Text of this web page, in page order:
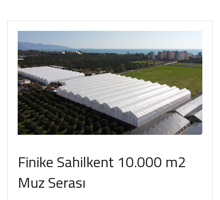
Finike Sahilkent 10.000 m2
Muz Serası